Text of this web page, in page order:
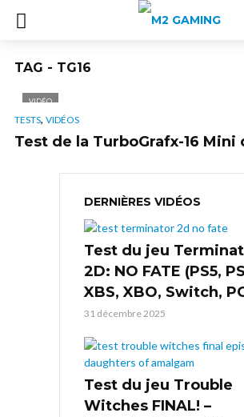
TAG - TG16
VIDÉO
TESTS, VIDÉOS
Test de la TurboGrafx-16 Mini
DERNIÈRES VIDÉOS
Test du jeu
2D: NO FATE (PS5,
XBS, XBO, Switch,
31 décembre 2025
Test du jeu Trouble
Witches FINAL! –